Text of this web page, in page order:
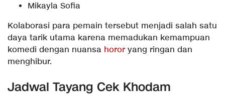
Mikayla Sofia
Kolaborasi para pemain tersebut menjadi salah satu
daya tarik utama karena memadukan kemampuan
komedi dengan nuansa horor yang ringan dan
menghibur.
Jadwal Tayang Cek Khodam